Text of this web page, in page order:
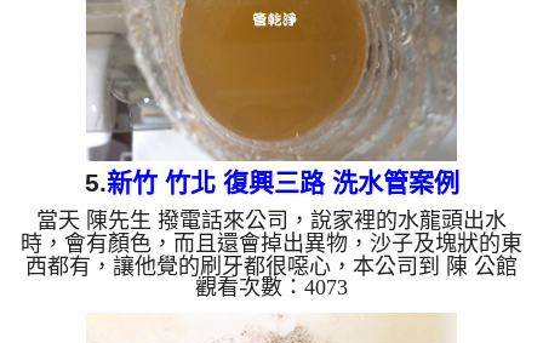
5.新竹 竹北 復興三路 洗水管案例
當天 陳先生 撥電話來公司，說家裡的水龍頭出水
時，會有顏色，而且還會掉出異物，沙子及塊狀的東
西都有，讓他覺的刷牙都很噁心，本公司到 陳 公館
查看，發現管路中都是泥沙，本公司迅速架起 水管
清洗機 ，開始 清洗水管 ，黃水一直從水龍頭流出，
如下圖及影片，陳先生 也拿起手起來拍照，髒水流
觀看次數：4073